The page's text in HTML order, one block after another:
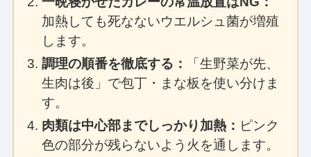
加熱しても死なないウエルシュ菌が増殖
します。
調理の順番を徹底する：
「生野菜が先、
生肉は後」で包丁・まな板を使い分けま
す。
肉類は中心部までしっかり加熱： ピンク
色の部分が残らないよう火を通します。